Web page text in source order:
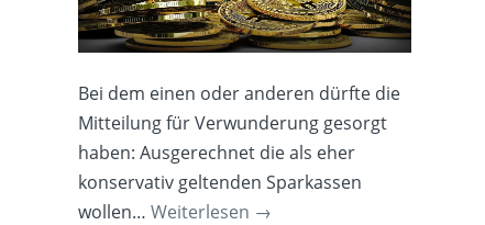
Bei dem einen oder anderen dürfte die
Mitteilung für Verwunderung gesorgt
haben: Ausgerechnet die als eher
konservativ geltenden Sparkassen
wollen…Weiterlesen →